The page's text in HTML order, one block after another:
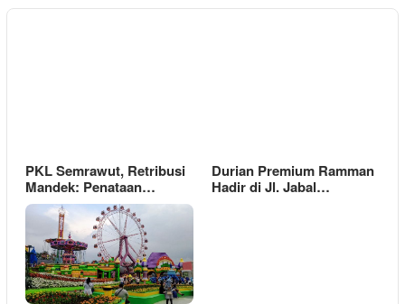
PKL Semrawut, Retribusi
Mandek: Penataan…
Durian Premium Ramman
Hadir di Jl. Jabal…